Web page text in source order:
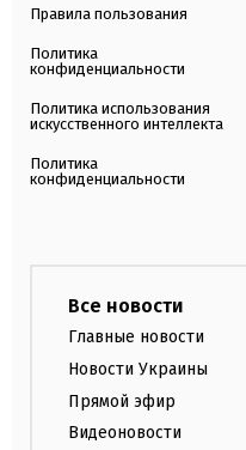
Правила пользования
Политика
конфиденциальности
Политика использования
искусственного интеллекта
Политика
конфиденциальности
Все новости
Главные новости
Новости Украины
Прямой эфир
Видеоновости